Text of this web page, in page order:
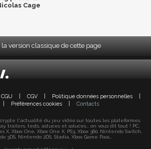
Cage
version classique de cette page
CGU CGV Politique données personnelles
Préférences cookies Contacts
l'actualité du jeu vidéo sur toutes les plateformes.
trailers, tests, astuces et soluces... on vous dit tout ! PC,
X, Xbox One, Xbox One X, PS3, Xbox 360, Nintendo Switch,
3DS, Nintendo 2DS, Stadia, Xbox Game Pass...